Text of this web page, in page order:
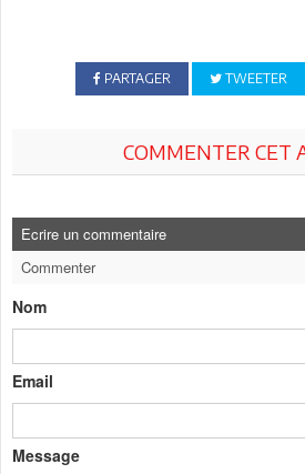
PARTAGER TWEETER
COMMENTER CET
Ecrire un commentaire
Commenter
Nom
Email
Message